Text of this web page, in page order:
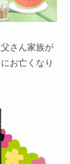
さん家族が
お亡くなり